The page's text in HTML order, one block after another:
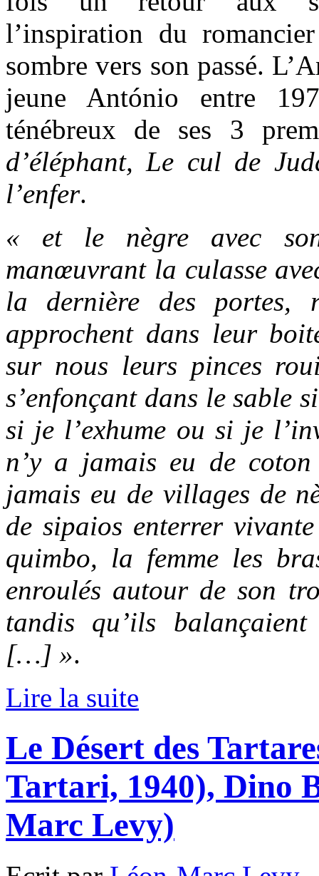
l’inspiration du
sombre vers son passé.
jeune António entre
ténébreux de ses 3
d’éléphant, Le cul de
l’enfer.
« et le nègre avec
manœuvrant la culasse
la dernière des portes,
approchent dans leur
sur nous leurs pinces
s’enfonçant dans le sable
si je l’exhume ou si je
n’y a jamais eu de
jamais eu de villages de
de sipaios enterrer
quimbo, la femme les
enroulés autour de son
tandis qu’ils
[…] ».
Lire la suite
Le Désert des
Tartari, 1940), Dino
Marc Levy)